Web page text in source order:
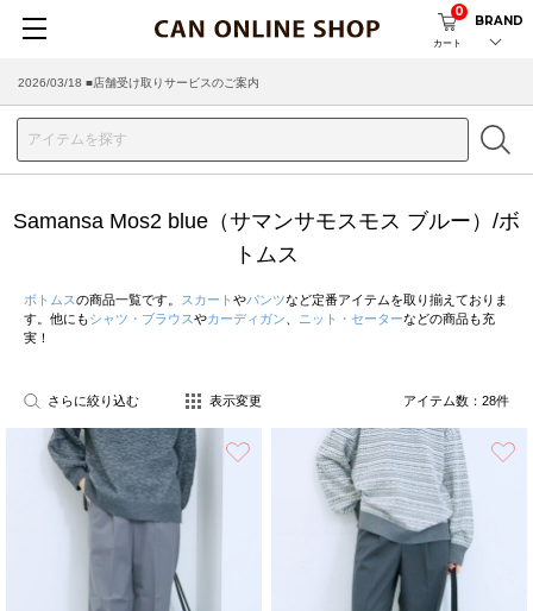
カート
0
BRAND
2026/08/04 ■8/13(木)AM2:00～サイトメンテナンス実施のお知らせ
2026/03/18 ■店舗受け取りサービスのご案内
Samansa Mos2 blue（サマンサモスモス ブルー）/ボ
トムス
ボトムスの商品一覧です。 スカート やパンツなど定番アイテムを取り揃えておりま
す。他にもシャツ・ブラウスやカーディガン ニット・セーターなどの商品も充
実！
さらに絞り込む 表示変更 アイテム数： 28件
お気に入り